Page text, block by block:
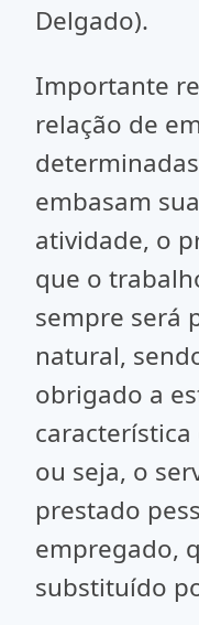
Delgado).
Importante
relação de
embasam
atividade, o
que o
sempre será
natural,
obrigado a
ou seja, o
prestado
empregado,
substituído